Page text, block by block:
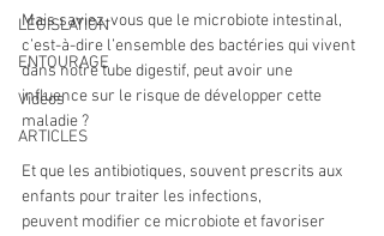
LÉGISLATION
ENTOURAGE
Vidéos
ARTICLES
Mais saviez-vous que le microbiote intestinal,
c’est-à-dire l’ensemble des bactéries qui vivent
dans notre tube digestif, peut avoir une
influence sur le risque de développer cette
maladie ?
Et que les antibiotiques, souvent prescrits aux
enfants pour traiter les infections,
peuvent modifier ce microbiote et favoriser